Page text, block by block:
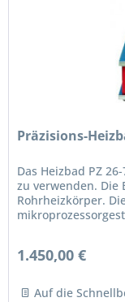
Präzisions-
Das Heizbad PZ
zu verwenden. Die
Rohrheizkörper.
1.450,00 €
Auf die